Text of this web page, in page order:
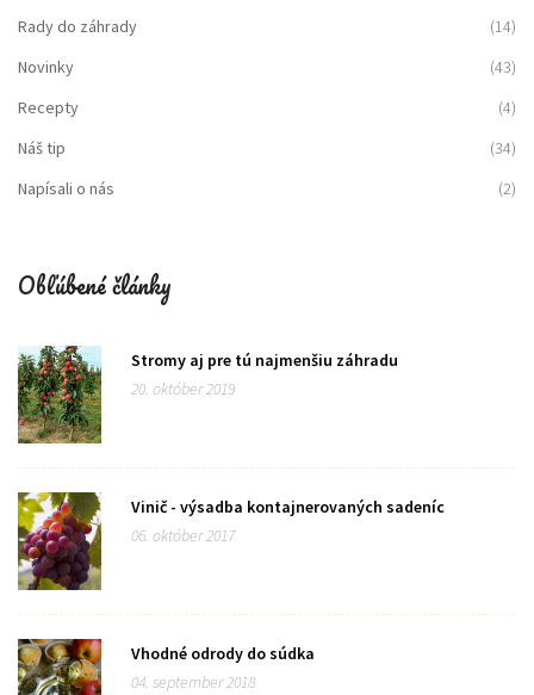
Rady do záhrady
(14)
Novinky
(43)
Recepty
(4)
Náš tip
(34)
Napísali o nás
(2)
Obľúbené články
Stromy aj pre tú najmenšiu záhradu
20. október 2019
Vinič - výsadba kontajnerovaných sadeníc
06. október 2017
Vhodné odrody do súdka
04. september 2018